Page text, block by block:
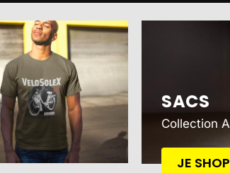
SACS
Collection
JE